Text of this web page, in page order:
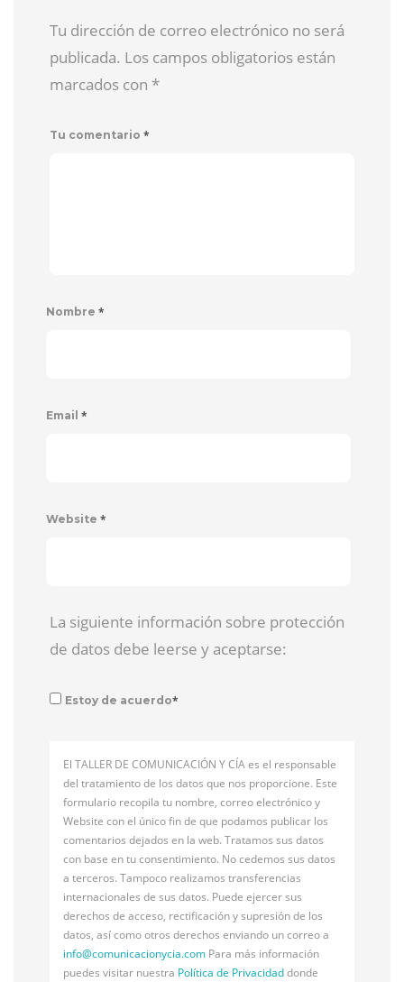
Tu dirección de correo electrónico no será
publicada. Los campos obligatorios están
marcados con *
Tu comentario *
Nombre *
Email *
Website *
La siguiente información sobre protección
de datos debe leerse y aceptarse:
Estoy de acuerdo*
El TALLER DE COMUNICACIÓN Y CÍA es el responsable
del tratamiento de los datos que nos proporcione. Este
formulario recopila tu nombre, correo electrónico y
Website con el único fin de que podamos publicar los
comentarios dejados en la web. Tratamos sus datos
con base en tu consentimiento. No cedemos sus datos
a terceros. Tampoco realizamos transferencias
internacionales de sus datos. Puede ejercer sus
derechos de acceso, rectificación y supresión de los
datos, así como otros derechos enviando un correo a
info@comunicacionycia.com Para más información
puedes visitar nuestra Política de Privacidaddonde